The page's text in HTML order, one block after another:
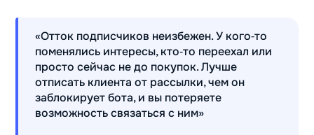
«Отток подписчиков неизбежен. У кого‑то
поменялись интересы, кто‑то переехал или
просто сейчас не до покупок. Лучше
отписать клиента от рассылки, чем он
заблокирует бота, и вы потеряете
возможность связаться с ним»